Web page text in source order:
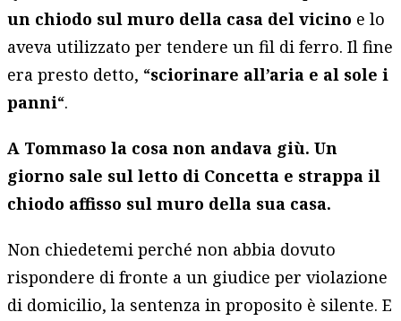
un chiodo sul muro della casa del vicino e lo
aveva utilizzato per tendere un fil di ferro. Il fine
era presto detto, “sciorinare all’aria e al sole i
panni“.
A Tommaso la cosa non andava giù. Un
giorno sale sul letto di Concetta e strappa il
chiodo affisso sul muro della sua casa.
Non chiedetemi perché non abbia dovuto
rispondere di fronte a un giudice per violazione
di domicilio, la sentenza in proposito è silente. E